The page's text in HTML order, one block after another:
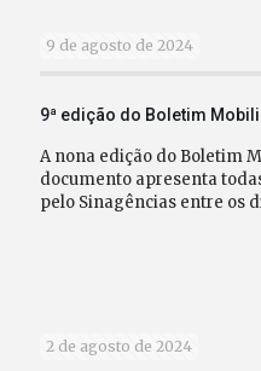
9 de agosto de 2024
9ª edição do Boletim
A nona edição do Boletim
documento apresenta
pelo Sinagências entre os
2 de agosto de 2024